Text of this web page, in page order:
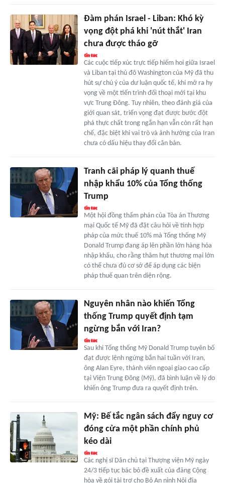
Đàm phán Israel - Liban: Khó kỳ
vọng đột phá khi 'nút thắt' Iran
chưa được tháo gỡ
Các cuộc tiếp xúc trực tiếp hiếm hoi giữa Israel
và Liban tại thủ đô Washington của Mỹ đã thu
hút sự chú ý của dư luận quốc tế, khi mở ra hy
vọng về một tiến trình đối thoại mới tại khu
vực Trung Đông. Tuy nhiên, theo đánh giá của
giới quan sát, triển vọng đạt được bước đột
phá thực chất trong ngắn hạn vẫn còn rất hạn
chế, đặc biệt khi vai trò và ảnh hưởng của Iran
chưa có dấu hiệu thay đổi căn bản.
Tranh cãi pháp lý quanh thuế
nhập khẩu 10% của Tổng thống
Trump
Một hội đồng thẩm phán của Tòa án Thương
mại Quốc tế Mỹ đã đặt câu hỏi về tính hợp
pháp của mức thuế 10% mà Tổng thống Mỹ
Donald Trump đang áp lên phần lớn hàng hóa
nhập khẩu, cho rằng thâm hụt thương mại lớn
có thể chưa đủ cơ sở để áp dụng các biện
pháp thuế quan trên diện rộng.
Nguyên nhân nào khiến Tổng
thống Trump quyết định tạm
ngừng bắn với Iran?
Sau khi Tổng thống Mỹ Donald Trump tuyên bố
đạt được lệnh ngừng bắn hai tuần với Iran,
ông Alan Eyre, thành viên ngoại giao cao cấp
tại Viện Trung Đông (Mỹ), đã bình luận về lý do
khiến ông Trump đưa ra quyết định trên.
Mỹ: Bế tắc ngân sách đẩy nguy cơ
đóng cửa một phần chính phủ
kéo dài
Các nghị sĩ Dân chủ tại Thượng viện Mỹ ngày
24/3 tiếp tục bác bỏ đề xuất của đảng Cộng
hòa về gói tài trợ cho Bộ An ninh Nội địa